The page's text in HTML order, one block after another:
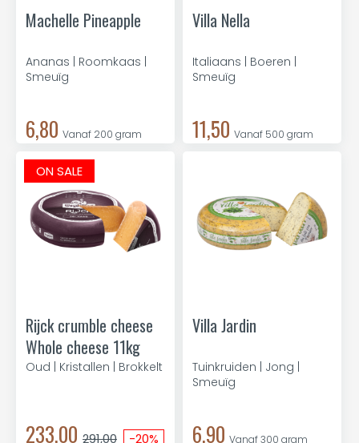
Machelle Pineapple
Ananas | Roomkaas |
Smeuïg
6,80 Vanaf 200 gram
Villa Nella
Italiaans | Boeren |
Smeuïg
11,50 Vanaf 500 gram
ON SALE
Rijck crumble cheese
Whole cheese 11kg
Oud | Kristallen | Brokkelt
233,00 291,00 -20%
Villa Jardin
Tuinkruiden | Jong |
Smeuïg
6,90 Vanaf 300 gram